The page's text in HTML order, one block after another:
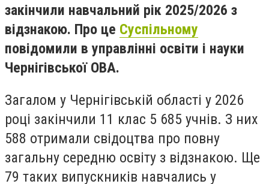
закінчили навчальний рік 2025/2026 з
відзнакою. Про це Суспільному
повідомили в управлінні освіти і науки
Чернігівської ОВА.
Загалом у Чернігівській області у 2026
році закінчили 11 клас 5 685 учнів. З них
588 отримали свідоцтва про повну
загальну середню освіту з відзнакою. Ще
79 таких випускників навчались у